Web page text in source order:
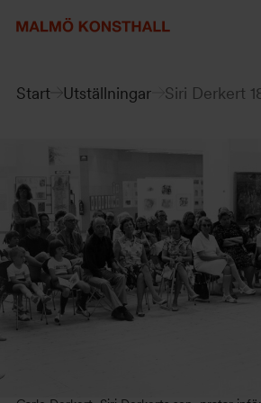
Start Utställningar Siri Derkert